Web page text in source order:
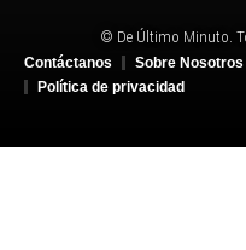
© De Último Minuto.
Contáctanos
Sobre
Política de privacidad